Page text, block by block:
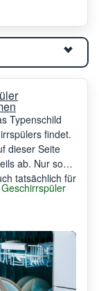
Typenschild
findet.
dieser Seite
ab. Nur so
tatsächlich für